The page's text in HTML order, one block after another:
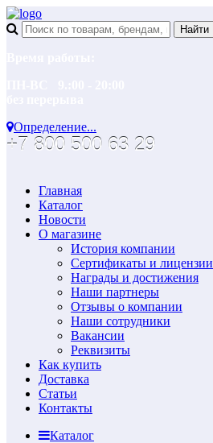
Определение...
+7 800 500 63 29
Главная
Каталог
Новости
О магазине
История компании
Сертификаты и лицензии
Награды и достижения
Наши партнеры
Отзывы о компании
Наши сотрудники
Вакансии
Реквизиты
Как купить
Доставка
Статьи
Контакты
Каталог